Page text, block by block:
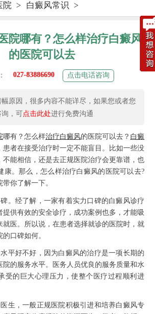
院 > 白癜风常识 >
院哪有？怎么样治疗白癜风
的医院可以去
027-83886690 点击电话咨询
幅原因，很多内容不能详尽，如果您或者您
，可点击此处进行免费沟通
哪有？怎么样治疗白癜风的医院可以去？ 白癜
患者在接受治疗时一定不能盲目。比如一些没
不能相信，还是去正规医院治疗会更靠谱，也
康。那么，怎么样治疗白癜风的医院可以去?
你了解一下。
经了解，一家有着实力口碑的白癜风诊疗
提供有效的安全诊疗，成功案例也多，才能吸
就医。所以说，在患者选择就诊的医院时，就
口碑如何。
好不好，因为白癜风的治疗是一项长期的
院的服务水平。医务人员优良的服务质量和水
受的巨大心理压力，使整个医疗过程顺利进
，一般正规医院积极引进和培养白癜风专